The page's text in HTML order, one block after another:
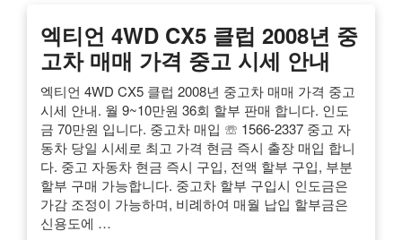
엑티언 4WD CX5 클럽 2008년 중
고차 매매 가격 중고 시세 안내
엑티언 4WD CX5 클럽 2008년 중고차 매매 가격 중고
시세 안내. 월 9~10만원 36회 할부 판매 합니다. 인도
금 70만원 입니다. 중고차 매입 ☏ 1566-2337 중고 자
동차 당일 시세로 최고 가격 현금 즉시 출장 매입 합니
다. 중고 자동차 현금 즉시 구입, 전액 할부 구입, 부분
할부 구매 가능합니다. 중고차 할부 구입시 인도금은
가감 조정이 가능하며, 비례하여 매월 납입 할부금은
신용도에 …